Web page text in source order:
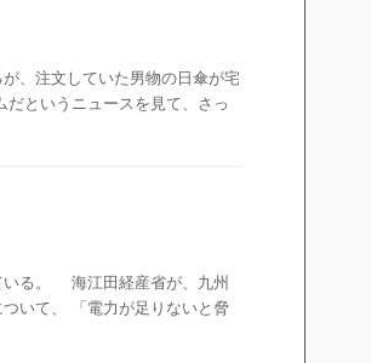
、注文していた男物の日傘が宅
というニュースを見て、さっ
いる。 海江田経産省が、九州
いて、 「電力が足りないと脅